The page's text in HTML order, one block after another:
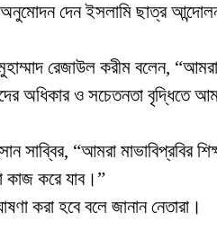
দেন ইসলামি ছাত্র আন্দোলন
রেজাউল করীম বলেন,
অধিকার ও সচেতনতা বৃদ্ধিতে
সাব্বির, “আমরা মাভাবিপ্রবির
কাজ করে যাব।”
করা হবে বলে জানান নেতারা।